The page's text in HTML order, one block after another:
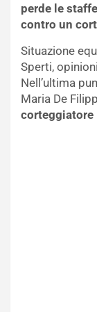
perde le
contro un
Situazione
Sperti,
Nell’ultima
Maria De
corteggiatore